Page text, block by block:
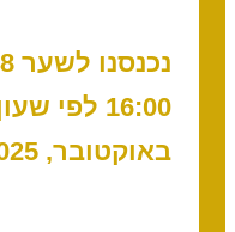
באוקטובר, 2025